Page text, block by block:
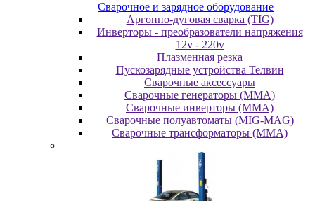
Cвapoчнoe и зарядное оборудование
Аргонно-дуговая сварка (TIG)
Инверторы - преобразователи напряжения
12v - 220v
Плазменная резка
Пускозарядные устройства Телвин
Сварочные аксессуары
Сварочные генераторы (MMA)
Сварочные инверторы (MMA)
Сварочные полуавтоматы (MIG-MAG)
Сварочные трансформаторы (MMA)